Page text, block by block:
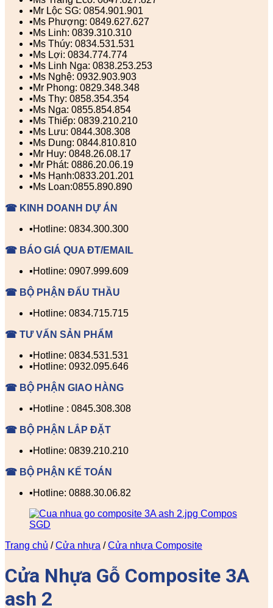
▪️Mr Lộc SG: 0854.901.901
▪️Ms Phượng: 0849.627.627
▪️Ms Linh: 0839.310.310
▪️Ms Thúy: 0834.531.531
▪️Ms Lợi: 0834.774.774
▪️Ms Linh Nga: 0838.253.253
▪️Ms Nghệ: 0932.903.903
▪️Mr Phong: 0829.348.348
▪️Ms Thy: 0858.354.354
▪️Ms Nga: 0855.854.854
▪️Ms Thiếp: 0839.210.210
▪️Ms Lưu: 0844.308.308
▪️Ms Dung: 0844.810.810
▪️Mr Huy: 0848.26.08.17
▪️Mr Phát: 0886.20.06.19
▪️Ms Hạnh:0833.201.201
▪️Ms Loan:0855.890.890
☎ KINH DOANH DỰ ÁN
▪️Hotline: 0834.300.300
☎ BÁO GIÁ QUA ĐT/EMAIL
▪️Hotline: 0907.999.609
☎ BỘ PHẬN ĐẤU THẦU
▪️Hotline: 0834.715.715
☎ TƯ VẤN SẢN PHẨM
▪️Hotline: 0834.531.531
▪️Hotline: 0932.095.646
☎ BỘ PHẬN GIAO HÀNG
▪️Hotline : 0845.308.308
☎ BỘ PHẬN LẮP ĐẶT
▪️Hotline: 0839.210.210
☎ BỘ PHẬN KẾ TOÁN
▪️Hotline: 0888.30.06.82
Trang chủ / Cửa nhựa / Cửa nhựa Composite
Cửa Nhựa Gỗ Composite 3A
ash 2